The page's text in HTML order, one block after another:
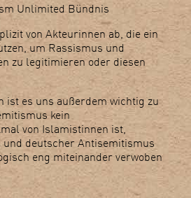
Unlimited Bündnis
von Akteurinnen ab, die ein
um Rassismus und
zu legitimieren oder diesen
ist es uns außerdem wichtig zu
kein
von Islamistinnen ist,
deutscher Antisemitismus
eng miteinander verwoben